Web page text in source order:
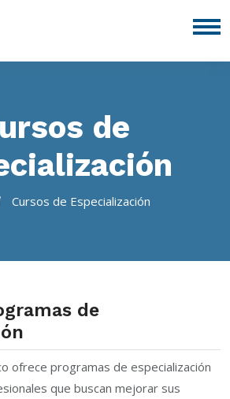
de
Cursos de Especialización
de
ofrece programas de especialización
que buscan mejorar sus